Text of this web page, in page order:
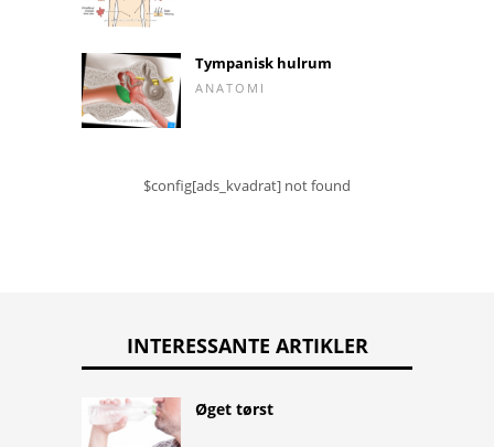
Tympanisk hulrum
ANATOMI
$config[ads_kvadrat] not found
INTERESSANTE ARTIKLER
Øget tørst